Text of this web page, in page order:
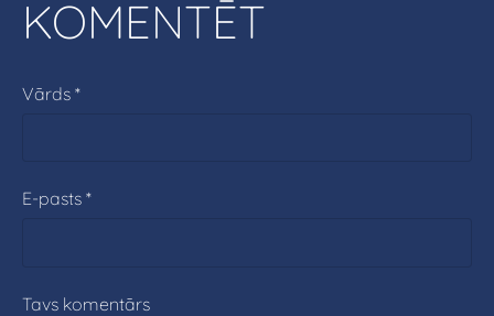
KOMENTĒT
Vārds *
E-pasts *
Tavs komentārs